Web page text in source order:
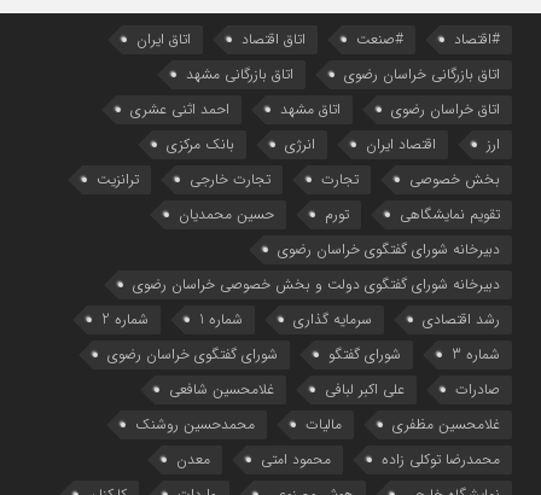
#اقتصاد #صنعت اتاق اقتصاد
اتاق ایران
اتاق بازرگانی خراسان رضوی
اتاق بازرگانی مشهد
اتاق خراسان رضوی
اتاق مشهد
احمد اثنی عشری
ارز
اقتصاد ایران انرژی
بانک مرکزی
بخش خصوصی
تجارت تجارت خارجی
ترانزیت
تقویم نمایشگاهی
تورم
حسین محمدیان
دبیرخانه شورای گفتگوی خراسان رضوی
دبیرخانه شورای گفتگوی دولت و بخش خصوصی خراسان رضوی
رشد اقتصادی
سرمایه گذاری شماره 1
شماره 2
شماره 3
شورای گفتگو
شورای گفتگوی خراسان رضوی
صادرات
علی اکبر لبافی
غلامحسین شافعی
غلامحسین مظفری
مالیات
محمدحسین روشنک
محمدرضا توکلی زاده
محمود امتی
معدن